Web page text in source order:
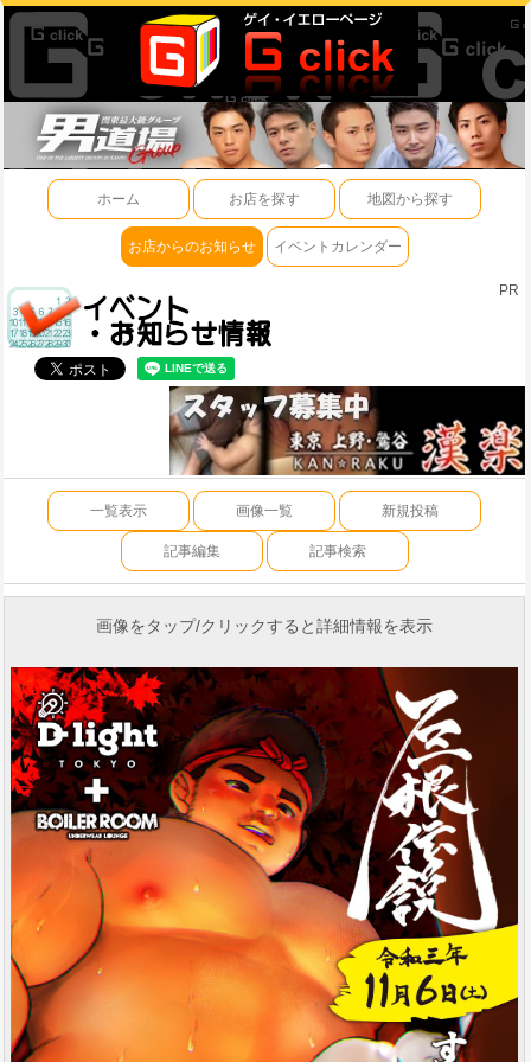
ホーム お店を探す 地図から探す
お店からのお知らせ イベントカレンダー
PR
一覧表示 画像一覧 新規投稿
記事編集 記事検索
画像をタップ/クリックすると詳細情報を表示